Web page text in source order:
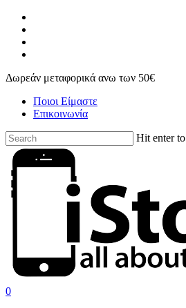
Skip
main
content
Δωρεάν μεταφορικά ανω των 50€
Ποιοι Είμαστε
Επικοινωνία
Hit enter
Close
Search
search
account
0